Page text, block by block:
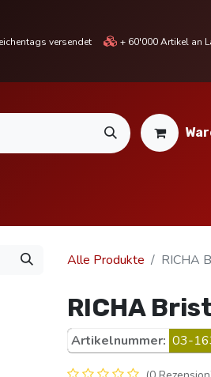
versendet + 60'000 Artikel an
Alle Produkte RICHA
RICHA
Artikelnummer: 03-